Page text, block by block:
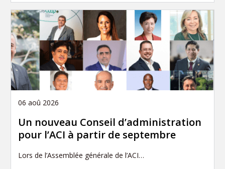
06 aoû 2026
Un nouveau Conseil d’administration
pour l’ACI à partir de septembre
Lors de l’Assemblée générale de l’ACI…